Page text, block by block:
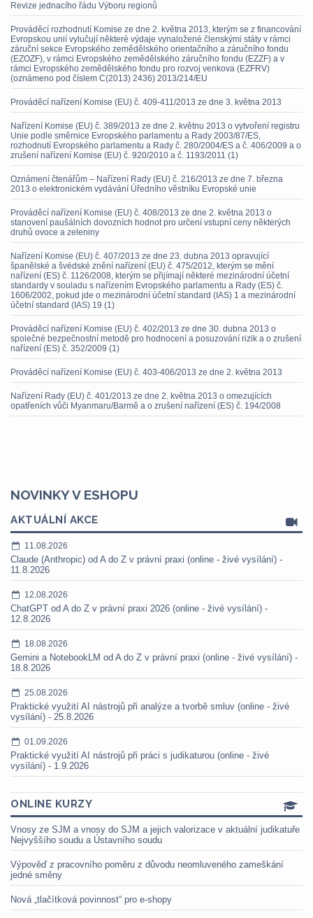
Revize jednacího řádu Výboru regionů
Prováděcí rozhodnutí Komise ze dne 2. května 2013, kterým se z financování
Evropskou unií vylučují některé výdaje vynaložené členskými státy v rámci
záruční sekce Evropského zemědělského orientačního a záručního fondu
(EZOZF), v rámci Evropského zemědělského záručního fondu (EZZF) a v
rámci Evropského zemědělského fondu pro rozvoj venkova (EZFRV)
(oznámeno pod číslem C(2013) 2436) 2013/214/EU
Prováděcí nařízení Komise (EU) č. 409-411/2013 ze dne 3. května 2013
Nařízení Komise (EU) č. 389/2013 ze dne 2. květnu 2013 o vytvoření registru
Unie podle směrnice Evropského parlamentu a Rady 2003/87/ES,
rozhodnutí Evropského parlamentu a Rady č. 280/2004/ES a č. 406/2009 a o
zrušení nařízení Komise (EU) č. 920/2010 a č. 1193/2011 (1)
Oznámení čtenářům – Nařízení Rady (EU) č. 216/2013 ze dne 7. března
2013 o elektronickém vydávání Úředního věstníku Evropské unie
Prováděcí nařízení Komise (EU) č. 408/2013 ze dne 2. května 2013 o
stanovení paušálních dovozních hodnot pro určení vstupní ceny některých
druhů ovoce a zeleniny
Nařízení Komise (EU) č. 407/2013 ze dne 23. dubna 2013 opravující
španělské a švédské znění nařízení (EU) č. 475/2012, kterým se mění
nařízení (ES) č. 1126/2008, kterým se přijímají některé mezinárodní účetní
standardy v souladu s nařízením Evropského parlamentu a Rady (ES) č.
1606/2002, pokud jde o mezinárodní účetní standard (IAS) 1 a mezinárodní
účetní standard (IAS) 19 (1)
Prováděcí nařízení Komise (EU) č. 402/2013 ze dne 30. dubna 2013 o
společné bezpečnostní metodě pro hodnocení a posuzování rizik a o zrušení
nařízení (ES) č. 352/2009 (1)
Prováděcí nařízení Komise (EU) č. 403-406/2013 ze dne 2. května 2013
Nařízení Rady (EU) č. 401/2013 ze dne 2. května 2013 o omezujících
opatřeních vůči Myanmaru/Barmě a o zrušení nařízení (ES) č. 194/2008
NOVINKY V ESHOPU
AKTUÁLNÍ AKCE
11.08.2026
Claude (Anthropic) od A do Z v právní praxi (online - živé vysílání) -
11.8.2026
12.08.2026
ChatGPT od A do Z v právní praxi 2026 (online - živé vysílání) -
12.8.2026
18.08.2026
Gemini a NotebookLM od A do Z v právní praxi (online - živé vysílání) -
18.8.2026
25.08.2026
Praktické využití AI nástrojů při analýze a tvorbě smluv (online - živé
vysílání) - 25.8.2026
01.09.2026
Praktické využití AI nástrojů při práci s judikaturou (online - živé
vysílání) - 1.9.2026
ONLINE KURZY
Vnosy ze SJM a vnosy do SJM a jejich valorizace v aktuální judikatuře
Nejvyššího soudu a Ústavního soudu
Výpověď z pracovního poměru z důvodu neomluveného zameškání
jedné směny
Nová „tlačítková povinnost“ pro e-shopy